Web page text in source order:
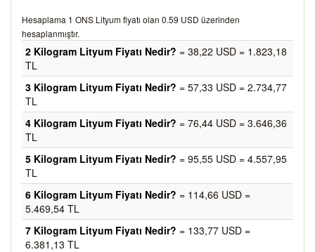
Hesaplama 1 ONS Lityum fiyatı olan 0.59 USD üzerinden
hesaplanmıştır.
2 Kilogram Lityum Fiyatı Nedir? = 38,22 USD = 1.823,18
TL
3 Kilogram Lityum Fiyatı Nedir? = 57,33 USD = 2.734,77
TL
4 Kilogram Lityum Fiyatı Nedir? = 76,44 USD = 3.646,36
TL
5 Kilogram Lityum Fiyatı Nedir? = 95,55 USD = 4.557,95
TL
6 Kilogram Lityum Fiyatı Nedir? = 114,66 USD =
5.469,54 TL
7 Kilogram Lityum Fiyatı Nedir? = 133,77 USD =
6.381,13 TL